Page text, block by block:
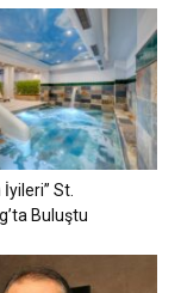
İyileri” St.
Buluştu